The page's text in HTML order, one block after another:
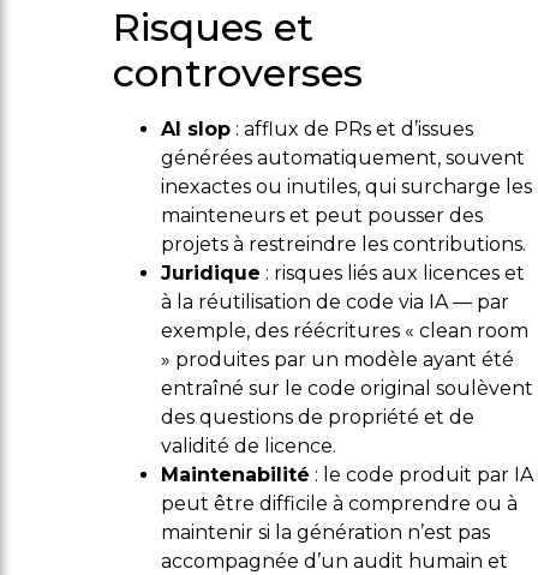
Risques et
controverses
AI slop : afflux de PRs et d’issues
générées automatiquement, souvent
inexactes ou inutiles, qui surcharge les
mainteneurs et peut pousser des
projets à restreindre les contributions.
Juridique : risques liés aux licences et
à la réutilisation de code via IA — par
exemple, des réécritures « clean room
» produites par un modèle ayant été
entraîné sur le code original soulèvent
des questions de propriété et de
validité de licence.
Maintenabilité : le code produit par IA
peut être difficile à comprendre ou à
maintenir si la génération n’est pas
accompagnée d’un audit humain et